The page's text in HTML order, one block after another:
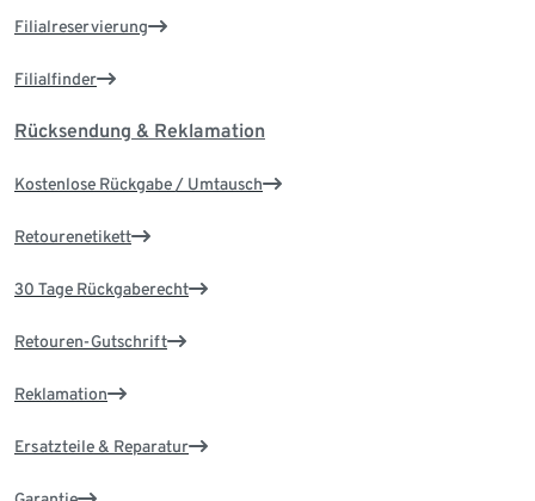
Filialreservierung
Filialfinder
Rücksendung & Reklamation
Kostenlose Rückgabe / Umtausch
Retourenetikett
30 Tage Rückgaberecht
Retouren-Gutschrift
Reklamation
Ersatzteile & Reparatur